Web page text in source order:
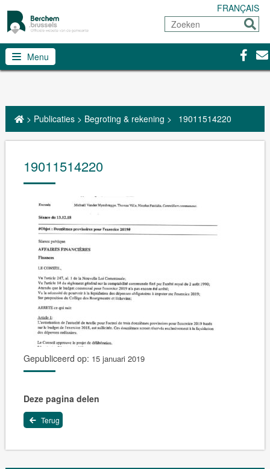
FRANÇAIS
Zoeken
Sturen
Menu
> Publicaties> Begroting & rekening > 19011514220
19011514220
Gepubliceerd op: 15 januari 2019
Deze pagina delen
Terug